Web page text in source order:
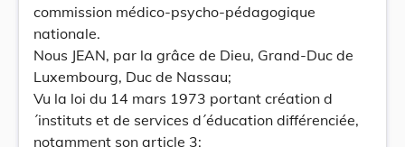
commission médico-psycho-pédagogique
nationale.
Nous JEAN, par la grâce de Dieu, Grand-Duc de
Luxembourg, Duc de Nassau;
Vu la loi du 14 mars 1973 portant création d
´instituts et de services d´éducation différenciée,
notamment son article 3;